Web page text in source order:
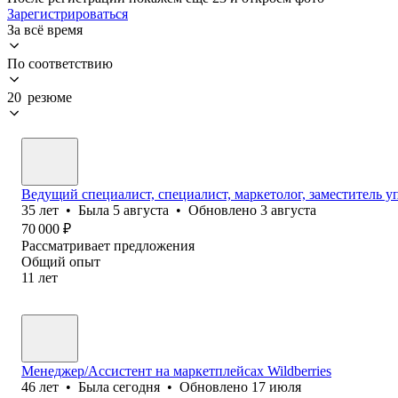
Зарегистрироваться
За всё время
По соответствию
20 резюме
Ведущий специалист, специалист, маркетолог, заместитель
35 лет • Была 5 августа • Обновлено 3 августа
70 000 ₽
Рассматривает предложения
Общий опыт
11 лет
Менеджер/Ассистент на маркетплейсах Wildberries
46 лет • Была сегодня • Обновлено 17 июля